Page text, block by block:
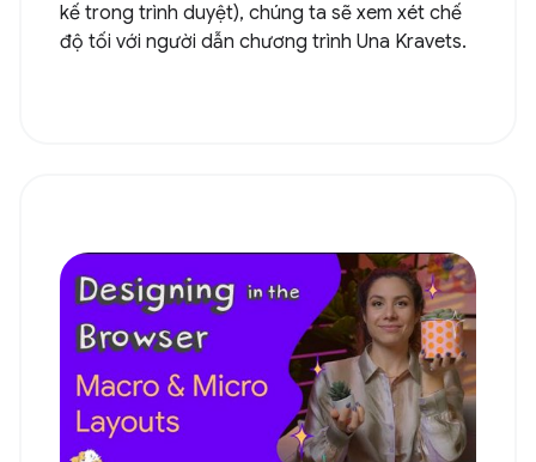
kế trong trình duyệt), chúng ta sẽ xem xét chế
độ tối với người dẫn chương trình Una Kravets.